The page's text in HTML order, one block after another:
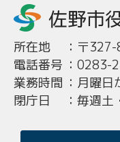
所在地 ： 〒327-
電話番号 ： 0283-
業務時間 ： 月曜日
閉庁日
： 毎週土